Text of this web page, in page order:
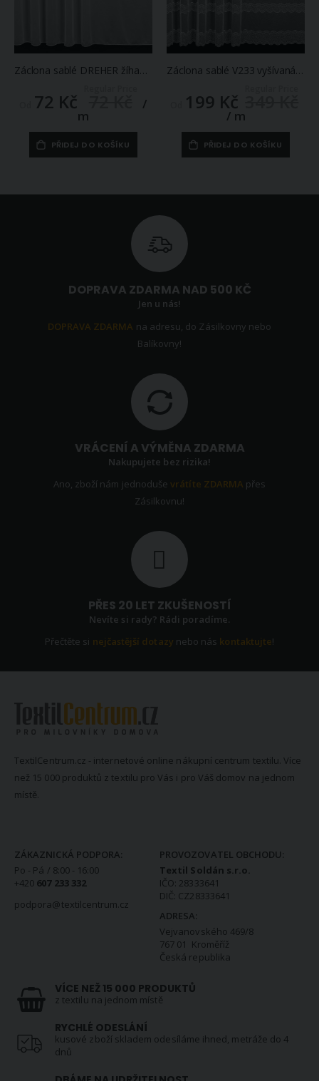
Záclona sablé DREHER žíhaná, s olůvkem, bílá (více výšek, v metráži)
72 Kč /
m
PŘIDEJ DO KOŠÍKU
Záclona sablé V233 vyšívaná vzorovaná vlnka, s bordurou, bílá (více výšek, v metráži)
199 Kč
/ m
PŘIDEJ DO KOŠÍKU
DOPRAVA ZDARMA NAD 500 KČ
Jen u nás!
DOPRAVA ZDARMA na adresu, do Zásilkovny nebo
Balíkovny!
VRÁCENÍ A VÝMĚNA ZDARMA
Nakupujete bez rizika!
Ano, zboží nám jednoduševrátíte ZDARMA přes
Zásilkovnu!
PŘES 20 LET ZKUŠENOSTÍ
Nevíte si rady? Rádi poradíme.
Přečtěte si nejčastější dotazy nebo nás kontaktujte!
TextilCentrum.cz - internetové online nákupní centrum textilu. Více
než 15 000 produktů z textilu pro Vás i pro Váš domov na jednom
místě.
ZÁKAZNICKÁ PODPORA:
Po - Pá / 8:00 - 16:00
+420 607 233 332
podpora@textilcentrum.cz
PROVOZOVATEL OBCHODU:
Textil Soldán s.r.o.
IČO: 28333641
DIČ: CZ28333641
ADRESA:
Vejvanovského 469/8
767 01 Kroměříž
Česká republika
VÍCE NEŽ 15 000 PRODUKTŮ
z textilu na jednom místě
RYCHLÉ ODESLÁNÍ
kusové zboží skladem odesíláme ihned, metráže do 4
dnů